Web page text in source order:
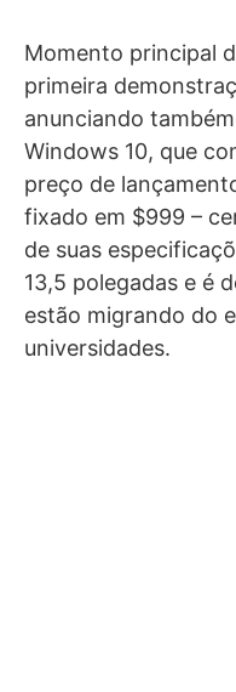
Momento principal
primeira
anunciando
Windows 10, que
preço de
fixado em $999 –
de suas
13,5 polegadas e é
estão migrando do
universidades.